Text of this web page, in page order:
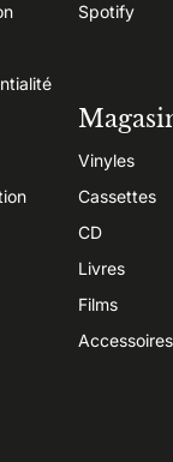
Spotify
Vinyles
Cassettes
CD
Livres
Films
Accessoires